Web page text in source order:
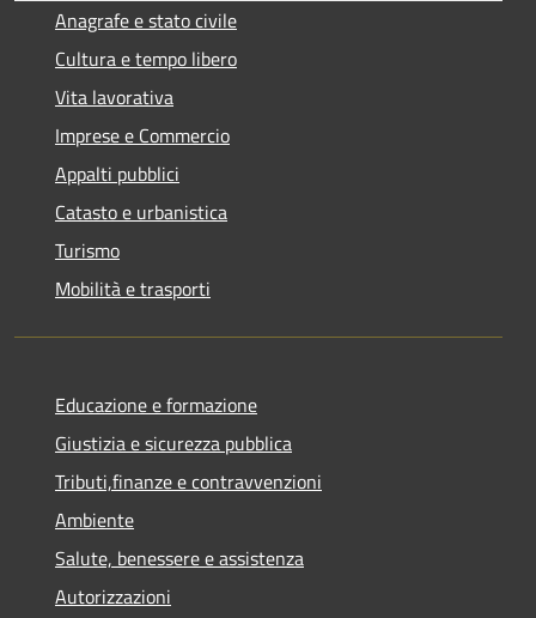
Anagrafe e stato civile
Cultura e tempo libero
Vita lavorativa
Imprese e Commercio
Appalti pubblici
Catasto e urbanistica
Turismo
Mobilità e trasporti
Educazione e formazione
Giustizia e sicurezza pubblica
Tributi,finanze e contravvenzioni
Ambiente
Salute, benessere e assistenza
Autorizzazioni